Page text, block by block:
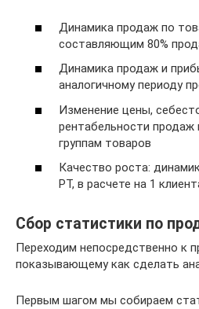
Динамика продаж по
составляющим 80%
Динамика продаж и
аналогичному периоду
Изменение цены,
рентабельности
группам товаров
Качество роста:
РТ, в расчете на 1
Сбор статистики по
Переходим непосредственно к
показывающему как сделать
Первым шагом мы собираем